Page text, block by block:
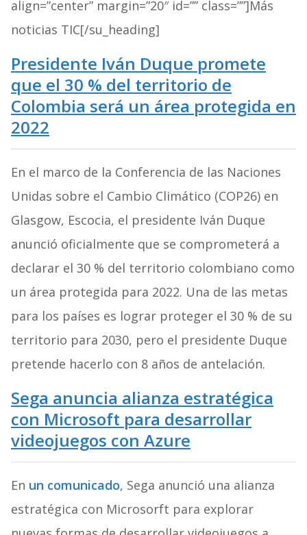
align=”center” margin=”20″ id=”” class=””]Más
noticias TIC[/su_heading]
Presidente Iván Duque promete
que el 30 % del territorio de
Colombia será un área protegida en
2022
En el marco de la Conferencia de las Naciones
Unidas sobre el Cambio Climático (COP26) en
Glasgow, Escocia, el presidente Iván Duque
anunció oficialmente que se comprometerá a
declarar el 30 % del territorio colombiano como
un área protegida para 2022. Una de las metas
para los países es lograr proteger el 30 % de su
territorio para 2030, pero el presidente Duque
pretende hacerlo con 8 años de antelación.
Sega anuncia alianza estratégica
con Microsoft para desarrollar
videojuegos con Azure
En un comunicado, Sega anunció una alianza
estratégica con Microsorft para explorar